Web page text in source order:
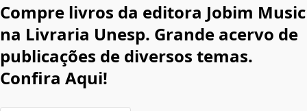
Compre livros da editora Jobim Music
na Livraria Unesp. Grande acervo de
publicações de diversos temas.
Confira Aqui!